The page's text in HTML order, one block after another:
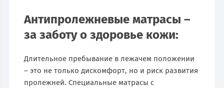
Антипролежневые матрасы –
за заботу о здоровье кожи:
Длительное пребывание в лежачем положении
– это не только дискомфорт, но и риск развития
пролежней. Специальные матрасы с